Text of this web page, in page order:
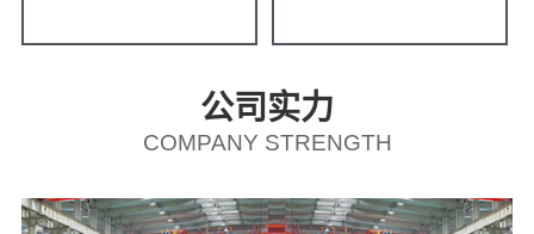
公司实力
COMPANY STRENGTH